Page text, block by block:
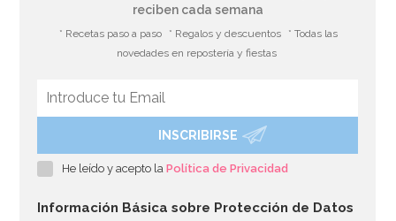
reciben cada semana
* Recetas paso a paso * Regalos y descuentos
* Todas las
novedades en repostería y fiestas
INSCRIBIRSE
He leído y acepto laPolítica de Privacidad
Información Básica sobre Protección de Datos